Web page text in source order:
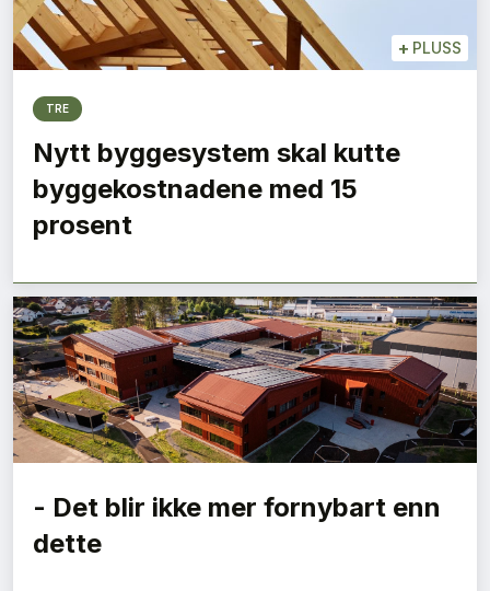
+ PLUSS
TRE
Nytt byggesystem skal kutte
byggekostnadene med 15
prosent
- Det blir ikke mer fornybart enn
dette